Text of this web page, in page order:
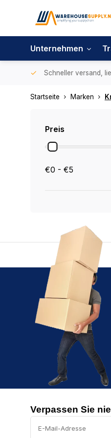
Unternehmen
Schneller versand,
Startseite Marken
Preis
€0 - €5
Verpassen Sie